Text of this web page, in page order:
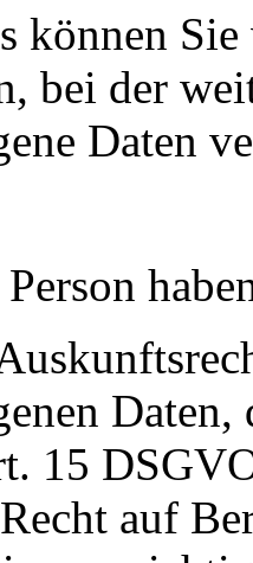
können
bei der
Daten
15
auf